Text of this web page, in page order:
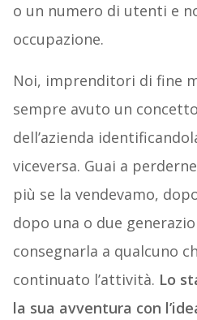
o un numero di utenti e
occupazione.
Noi, imprenditori di fine
sempre avuto un
dell’azienda
viceversa. Guai a
più se la vendevamo,
dopo una o due
consegnarla a qualcuno
continuato l’attività. Lo
la sua avventura con